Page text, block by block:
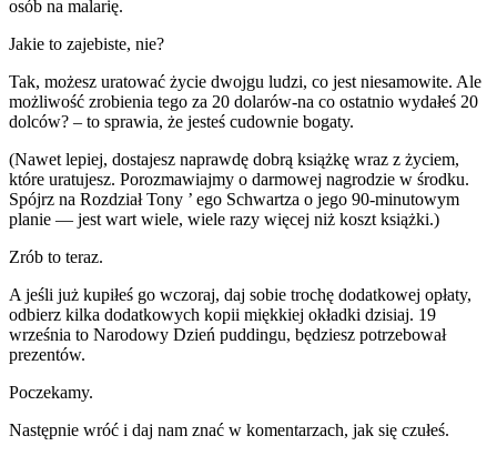
osób na malarię.
Jakie to zajebiste, nie?
Tak, możesz uratować życie dwojgu ludzi, co jest niesamowite. Ale
możliwość zrobienia tego za 20 dolarów-na co ostatnio wydałeś 20
dolców? – to sprawia, że jesteś cudownie bogaty.
(Nawet lepiej, dostajesz naprawdę dobrą książkę wraz z życiem,
które uratujesz. Porozmawiajmy o darmowej nagrodzie w środku.
Spójrz na Rozdział Tony ’ ego Schwartza o jego 90-minutowym
planie — jest wart wiele, wiele razy więcej niż koszt książki.)
Zrób to teraz.
A jeśli już kupiłeś go wczoraj, daj sobie trochę dodatkowej opłaty,
odbierz kilka dodatkowych kopii miękkiej okładki dzisiaj. 19
września to Narodowy Dzień puddingu, będziesz potrzebował
prezentów.
Poczekamy.
Następnie wróć i daj nam znać w komentarzach, jak się czułeś.